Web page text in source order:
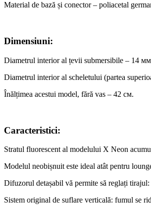
Material de bază și conector – poliacetal
Dimensiuni:
Diametrul interior al țevii submersibile – 14
Diametrul interior al scheletului (partea
Înălțimea acestui model, fără vas – 42 см.
Caracteristici:
Stratul fluorescent al modelului X Neon
Modelul neobișnuit este ideal atât pentru
Difuzorul detașabil vă permite să reglați
Sistem original de suflare verticală: fumul se